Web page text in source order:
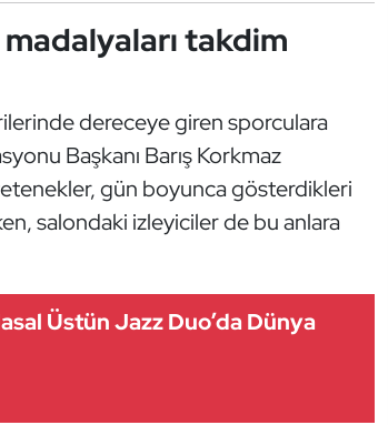
takdim
dereceye giren sporculara
Başkanı Barış Korkmaz
gün boyunca gösterdikleri
salondaki izleyiciler de bu anlara
Üstün Jazz Duo’da Dünya